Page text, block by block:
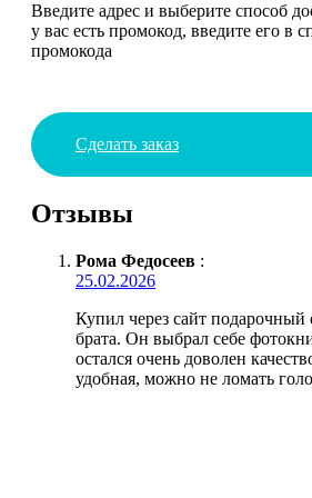
Введите адрес и выберите способ
у вас есть промокод, введите его в
промокода
Сделать заказ
Отзывы
Рома Федосеев :
25.02.2026
Купил через сайт подарочный
брата. Он выбрал себе
остался очень доволен
удобная, можно не ломать